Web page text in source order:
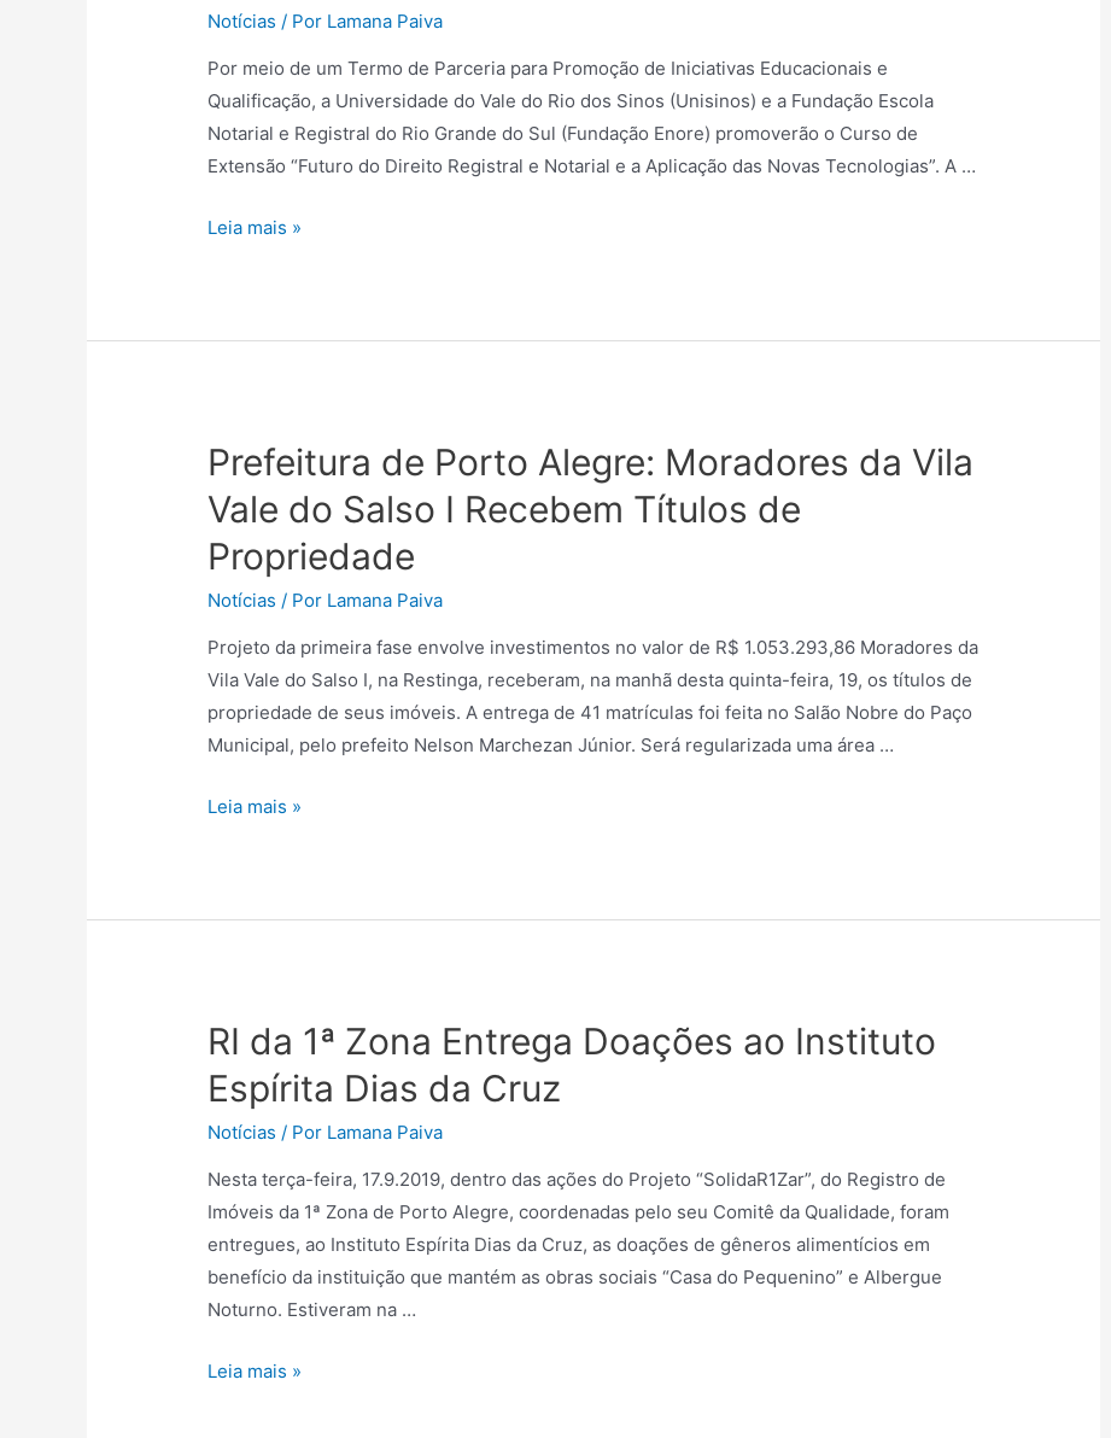
Notícias / Por Lamana Paiva
Por meio de um Termo de Parceria para Promoção de Iniciativas Educacionais e
Qualificação, a Universidade do Vale do Rio dos Sinos (Unisinos) e a Fundação Escola
Notarial e Registral do Rio Grande do Sul (Fundação Enore) promoverão o Curso de
Extensão “Futuro do Direito Registral e Notarial e a Aplicação das Novas Tecnologias”. A …
Leia mais »
Prefeitura de Porto Alegre: Moradores da Vila
Vale do Salso I Recebem Títulos de
Propriedade
Notícias / Por Lamana Paiva
Projeto da primeira fase envolve investimentos no valor de R$ 1.053.293,86 Moradores da
Vila Vale do Salso I, na Restinga, receberam, na manhã desta quinta-feira, 19, os títulos de
propriedade de seus imóveis. A entrega de 41 matrículas foi feita no Salão Nobre do Paço
Municipal, pelo prefeito Nelson Marchezan Júnior. Será regularizada uma área …
Leia mais »
RI da 1ª Zona Entrega Doações ao Instituto
Espírita Dias da Cruz
Notícias / Por Lamana Paiva
Nesta terça-feira, 17.9.2019, dentro das ações do Projeto “SolidaR1Zar”, do Registro de
Imóveis da 1ª Zona de Porto Alegre, coordenadas pelo seu Comitê da Qualidade, foram
entregues, ao Instituto Espírita Dias da Cruz, as doações de gêneros alimentícios em
benefício da instituição que mantém as obras sociais “Casa do Pequenino” e Albergue
Noturno. Estiveram na …
Leia mais »